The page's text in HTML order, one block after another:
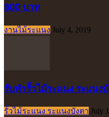
800 บาท
งานไม้ระแนง July 4, 2019
รับทำรั้วไม้ระแนง ระแนง
รั้วไม้ระแนง ระแนงบังตา July